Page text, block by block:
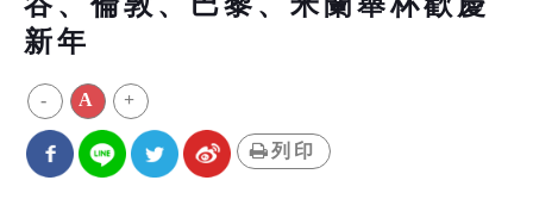
新年
- A +
列印